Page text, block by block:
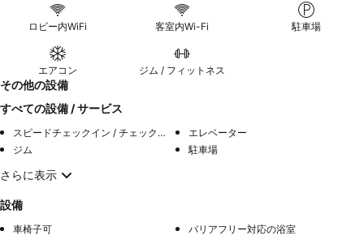
ロビー内WiFi 客室内Wi-Fi 駐車場
エアコン ジム / フィットネス
その他の設備
すべての設備 / サービス
スピードチェックイン / チェックアウト
エレベーター
ジム
駐車場
さらに表示
設備
車椅子可 バリアフリー対応の浴室